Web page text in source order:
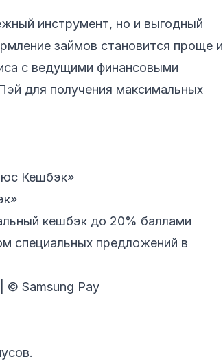
инструмент, но и выгодный
займов становится проще и
с ведущими финансовыми
для получения максимальных
Кешбэк»
кешбэк до 20% баллами
специальных предложений в
© Samsung Pay